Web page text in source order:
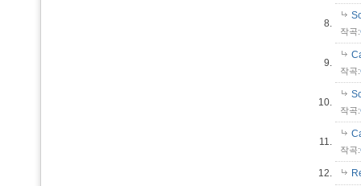
8.
작곡:
9.
작곡:
10.
작곡:
11.
작곡:
12.